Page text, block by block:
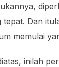
tepat. Dan
memulai
inilah